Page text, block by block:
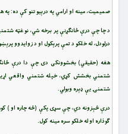
صمیمیت، مینه او ارامي په درېیو تنو کې ده:
د چا چې درې ځانګړنې پر برخه شي، نو غټه
درلودل، له خلکو د تمې پرېکول او د زوایدوو
هغه (حقیقي) بخشوونکی دی چې دا درې
شتمني بخشش کړي، خپله شتمني واقعي
شتمنۍ یې ډېره وبولي.
درې څېزونه دي، چې سړی پکې (څه چاره او )
ګوذاره او له خلکو سره مینه کول.